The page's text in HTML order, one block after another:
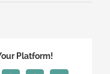
Platform!